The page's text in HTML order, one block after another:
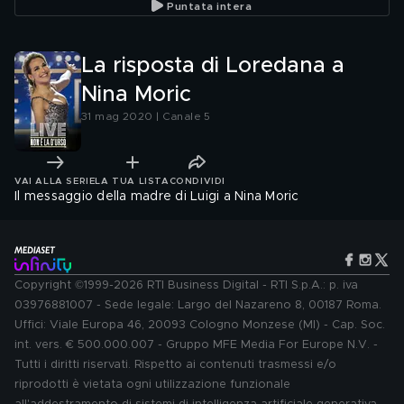
Puntata intera
La risposta di Loredana a
Nina Moric
31 mag 2020 | Canale 5
VAI ALLA SERIE LA TUA LISTA CONDIVIDI
Il messaggio della madre di Luigi a Nina Moric
Copyright ©1999-2026 RTI Business Digital - RTI S.p.A.: p. iva
03976881007 - Sede legale: Largo del Nazareno 8, 00187 Roma.
Uffici: Viale Europa 46, 20093 Cologno Monzese (MI) - Cap. Soc.
int. vers. € 500.000.007 - Gruppo MFE Media For Europe N.V. -
Tutti i diritti riservati. Rispetto ai contenuti trasmessi e/o
riprodotti è vietata ogni utilizzazione funzionale